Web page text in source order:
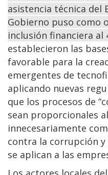
asistencia técnica del
Gobierno puso como
inclusión financiera al
establecieron las
favorable para la
emergentes de
aplicando nuevas
que los procesos de
sean proporcionales
innecesariamente
contra la corrupción
se aplican a las